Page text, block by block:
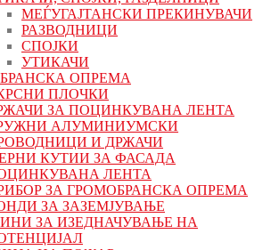
МЕЃУГАЈТАНСКИ ПРЕКИНУВАЧИ
РАЗВОДНИЦИ
СПОЈКИ
УТИКАЧИ
ОПРЕМА
ПЛОЧКИ
ЗА ПОЦИНКУВАНА ЛЕНТА
АЛУМИНИУМСКИ
И ДРЖАЧИ
КУТИИ ЗА ФАСАДА
ЛЕНТА
ЗА ГРОМОБРАНСКА ОПРЕМА
ЗА ЗАЗЕМЈУВАЊЕ
ЗА ИЗЕДНАЧУВАЊЕ НА